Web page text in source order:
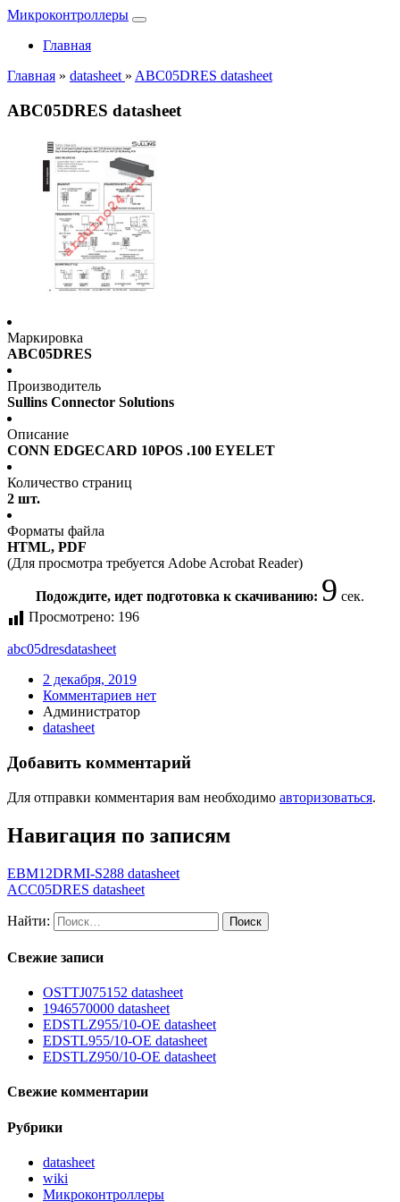
Микроконтроллеры
Главная
Главная » datasheet » ABC05DRES datasheet
ABC05DRES datasheet
Маркировка
ABC05DRES
Производитель
Sullins Connector Solutions
Описание
CONN EDGECARD 10POS .100 EYELET
Количество страниц
2 шт.
Форматы файла
HTML, PDF
(Для просмотра требуется Adobe Acrobat Reader)
Подождите, идет подготовка к скачиванию: 9 сек.
Просмотрено: 196
abc05dresdatasheet
2 декабря, 2019
Комментариев нет
Администратор
datasheet
Добавить комментарий
Для отправки комментария вам необходимо авторизоваться.
Навигация по записям
EBM12DRMI-S288 datasheet
ACC05DRES datasheet
Найти:
Свежие записи
OSTTJ075152 datasheet
1946570000 datasheet
EDSTLZ955/10-OE datasheet
EDSTL955/10-OE datasheet
EDSTLZ950/10-OE datasheet
Свежие комментарии
Рубрики
datasheet
wiki
Микроконтроллеры